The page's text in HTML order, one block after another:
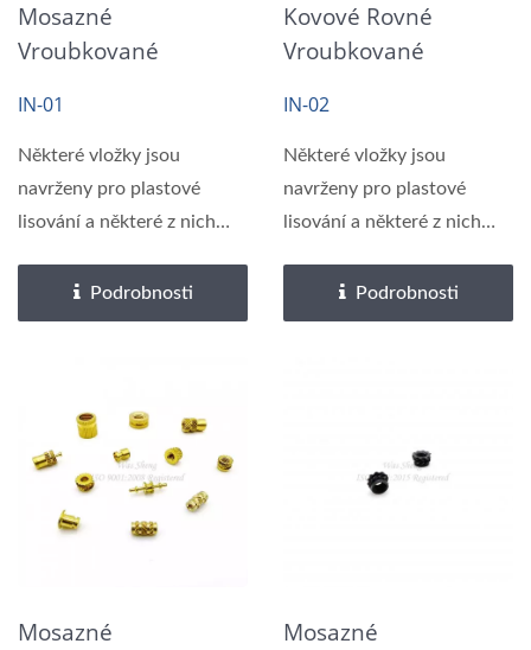
Mosazné
Vroubkované
Vložky Pro Plasty
IN-01
Některé vložky jsou
navrženy pro plastové
lisování a některé z nich
Podrobnosti
Kovové Rovné
Vroubkované
IN-02
Některé vložky jsou
navrženy pro plastové
lisování a některé z nich
Podrobnosti
Mosazné
Mosazné